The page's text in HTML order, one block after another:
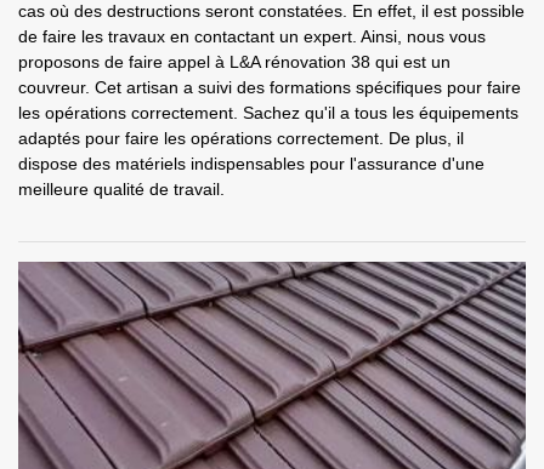
cas où des destructions seront constatées. En effet, il est possible
de faire les travaux en contactant un expert. Ainsi, nous vous
proposons de faire appel à L&A rénovation 38 qui est un
couvreur. Cet artisan a suivi des formations spécifiques pour faire
les opérations correctement. Sachez qu'il a tous les équipements
adaptés pour faire les opérations correctement. De plus, il
dispose des matériels indispensables pour l'assurance d'une
meilleure qualité de travail.